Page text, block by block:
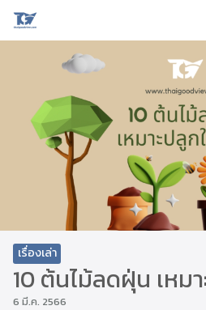
Skip
for:
เรื่องเล่า
10 ต้นไม้ลดฝุ่น เหม
6 มี.ค. 2566